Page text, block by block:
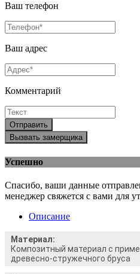
Ваш телефон
Ваш адрес
Комментарий
Отправить
Вызвать замерщика
Успешно
Спасибо, ваши данные
менеджер свяжется с вами для
Описание
Материал:
Композитный материал с
древесно-стружечного бруса